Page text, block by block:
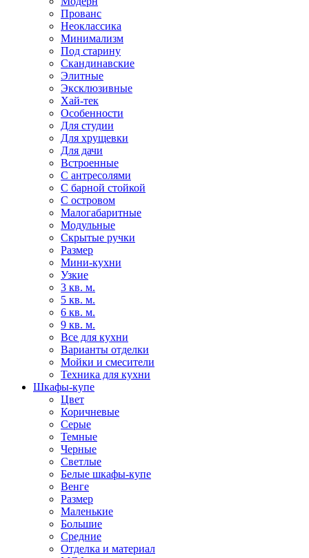
Прованс
Неоклассика
Минимализм
Под старину
Скандинавские
Элитные
Эксклюзивные
Хай-тек
Особенности
Для студии
Для хрущевки
Для дачи
Встроенные
С антресолями
С барной стойкой
С островом
Малогабаритные
Модульные
Скрытые ручки
Размер
Мини-кухни
Узкие
3 кв. м.
5 кв. м.
6 кв. м.
9 кв. м.
Все для кухни
Варианты отделки
Мойки и смесители
Техника для кухни
Шкафы-купе
Цвет
Коричневые
Серые
Темные
Черные
Светлые
Белые шкафы-купе
Венге
Размер
Маленькие
Большие
Средние
Отделка и материал